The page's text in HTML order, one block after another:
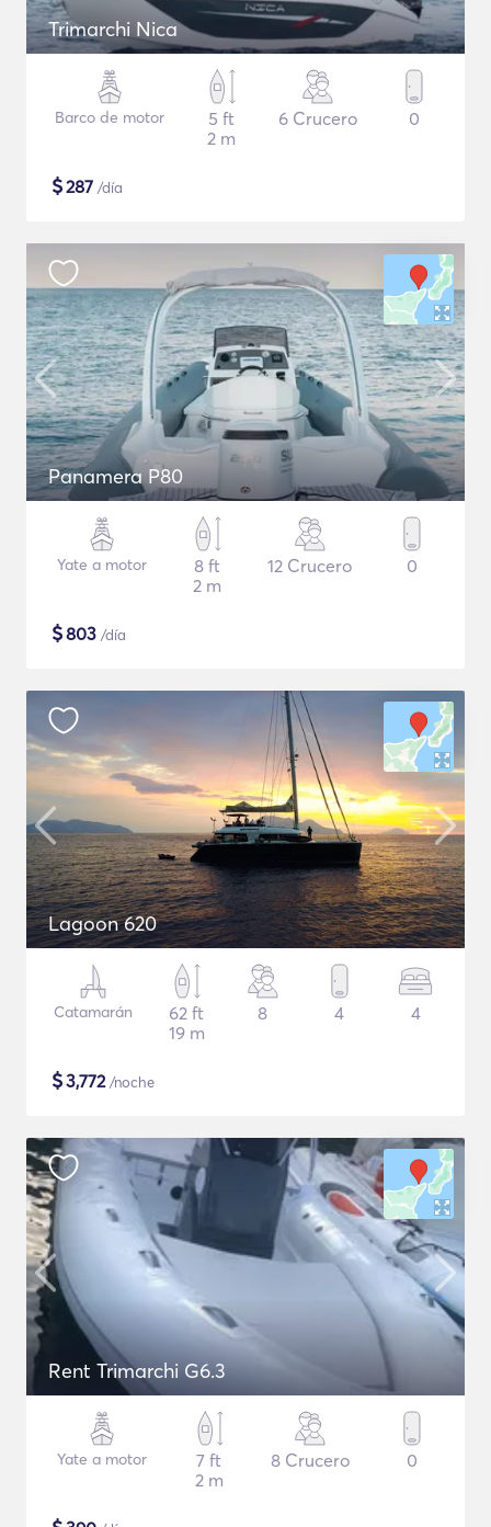
Trimarchi Nica
Barco de motor
5 ft
2 m
6 Crucero 0
$287 /día
Panamera P80
Yate a motor
8 ft
2 m
12 Crucero 0
$803 /día
Lagoon 620
Catamarán
62 ft
19 m
8 4 4
$3,772/noche
Rent Trimarchi G6.3
Yate a motor
7 ft
2 m
8 Crucero 0